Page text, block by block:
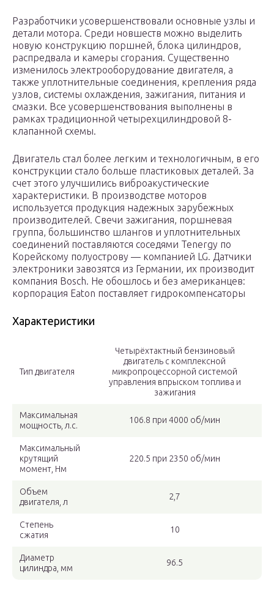
Разработчики усовершенствовали основные узлы и
детали мотора. Среди новшеств можно выделить
новую конструкцию поршней, блока цилиндров,
распредвала и камеры сгорания. Существенно
изменилось электрооборудование двигателя, а
также уплотнительные соединения, крепления ряда
узлов, системы охлаждения, зажигания, питания и
смазки. Все усовершенствования выполнены в
рамках традиционной четырехцилиндровой 8-
клапанной схемы.
Двигатель стал более легким и технологичным, в его
конструкции стало больше пластиковых деталей. За
счет этого улучшились виброакустические
характеристики. В производстве моторов
используется продукция надежных зарубежных
производителей. Свечи зажигания, поршневая
группа, большинство шлангов и уплотнительных
соединений поставляются соседями Tenergy по
Корейскому полуострову — компанией LG. Датчики
электроники завозятся из Германии, их производит
компания Bosch. Не обошлось и без американцев:
корпорация Eaton поставляет гидрокомпенсаторы
Характеристики
Тип двигателя
Четырёхтактный бензиновый
двигатель с комплексной
микропроцессорной системой
управления впрыском топлива и
зажигания
Максимальная
мощность, л.с.
106.8 при 4000 об/мин
Максимальный
крутящий
момент, Нм
220.5 при 2350 об/мин
Объем
двигателя, л
2,7
Степень
сжатия
10
Диаметр
цилиндра, мм
96.5